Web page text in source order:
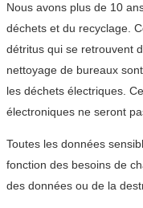
Nous avons plus de 10
déchets et du recyclage.
détritus qui se retrouvent
nettoyage de bureaux
les déchets électriques.
électroniques ne seront
Toutes les données
fonction des besoins de
des données ou de la